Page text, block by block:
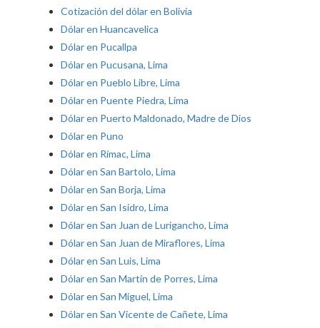
Cotización del dólar en Bolivia
Dólar en Huancavelica
Dólar en Pucallpa
Dólar en Pucusana, Lima
Dólar en Pueblo Libre, Lima
Dólar en Puente Piedra, Lima
Dólar en Puerto Maldonado, Madre de Dios
Dólar en Puno
Dólar en Rímac, Lima
Dólar en San Bartolo, Lima
Dólar en San Borja, Lima
Dólar en San Isidro, Lima
Dólar en San Juan de Lurigancho, Lima
Dólar en San Juan de Miraflores, Lima
Dólar en San Luis, Lima
Dólar en San Martín de Porres, Lima
Dólar en San Miguel, Lima
Dólar en San Vicente de Cañete, Lima